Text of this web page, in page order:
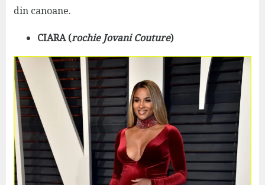
din canoane.
CIARA (rochie Jovani Couture)